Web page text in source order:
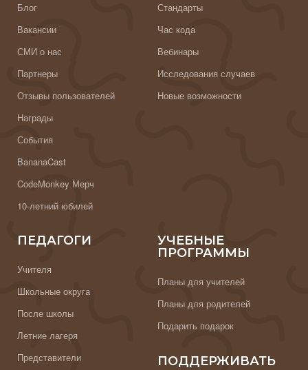
Блог
Вакансии
СМИ о нас
Партнеры
Отзывы пользователей
Награды
События
BananaCast
CodeMonkey Мерч
10-летний юбилей
Стандарты
Час кода
Вебинары
Исследования случаев
Новые возможности
ПЕДАГОГИ
Учителя
Школьные округа
После школы
Летние лагеря
Представители
УЧЕБНЫЕ
ПРОГРАММЫ
Планы для учителей
Планы для родителей
Подарить подарок
ПОДДЕРЖИВАТЬ